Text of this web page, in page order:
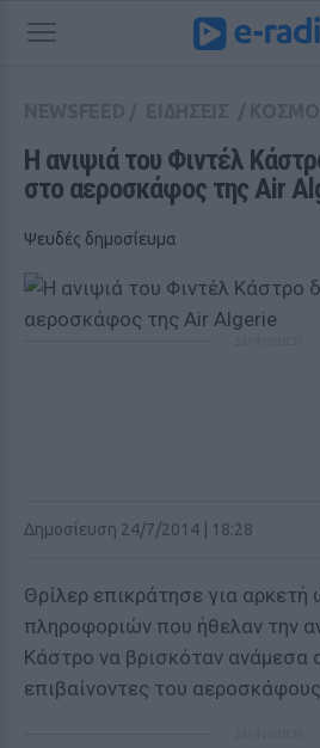
Η ανιψιά του Φιντέλ
στο αεροσκάφος της Air
Ψευδές δημοσίευμα
Δημοσίευση 24/7/2014 | 18:28
Θρίλερ επικράτησε για
πληροφοριών που ήθελαν την
Κάστρο να βρισκόταν ανάμεσα
επιβαίνοντες του